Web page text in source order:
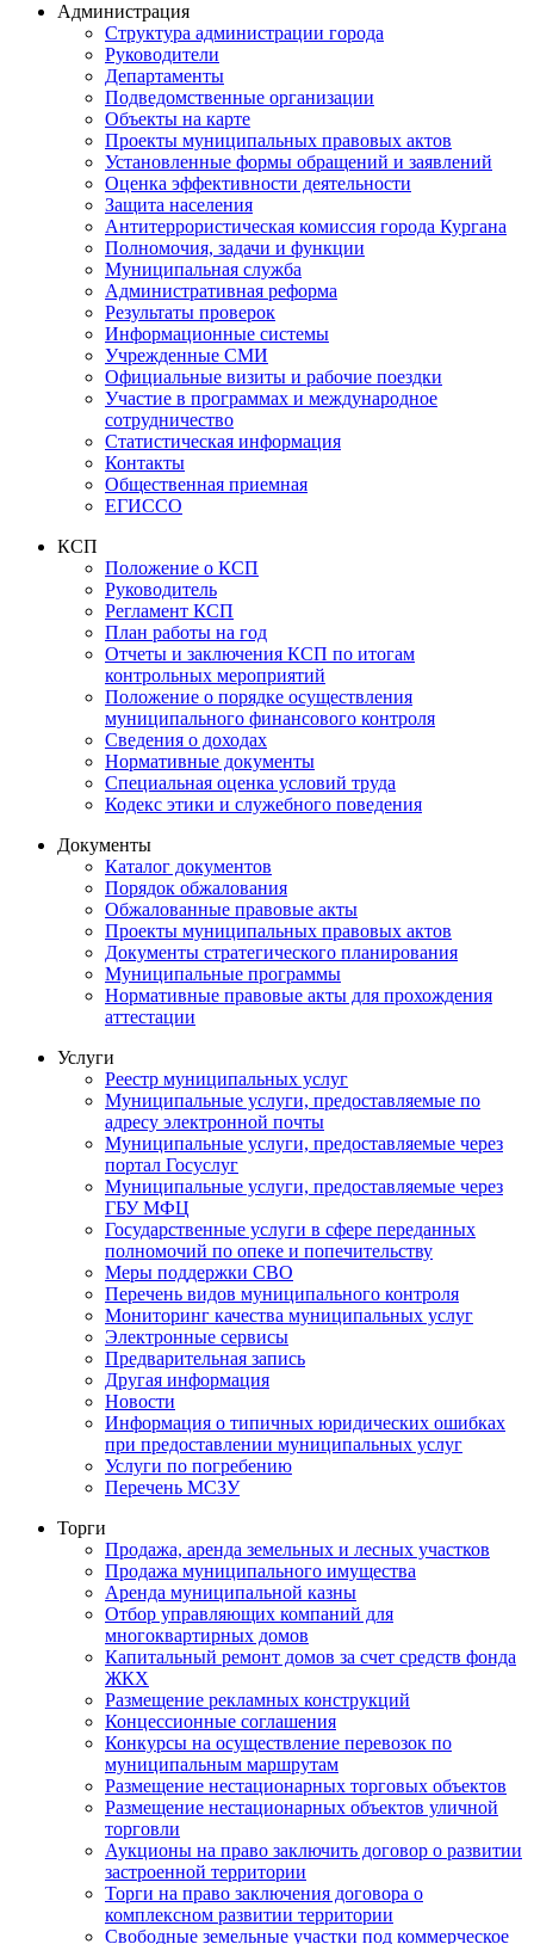
Администрация
Структура администрации города
Руководители
Департаменты
Подведомственные организации
Объекты на карте
Проекты муниципальных правовых актов
Установленные формы обращений и заявлений
Оценка эффективности деятельности
Защита населения
Антитеррористическая комиссия города Кургана
Полномочия, задачи и функции
Муниципальная служба
Административная реформа
Результаты проверок
Информационные системы
Учрежденные СМИ
Официальные визиты и рабочие поездки
Участие в программах и международное
сотрудничество
Статистическая информация
Контакты
Общественная приемная
ЕГИССО
КСП
Положение о КСП
Руководитель
Регламент КСП
План работы на год
Отчеты и заключения КСП по итогам
контрольных мероприятий
Положение о порядке осуществления
муниципального финансового контроля
Сведения о доходах
Нормативные документы
Специальная оценка условий труда
Кодекс этики и служебного поведения
Документы
Каталог документов
Порядок обжалования
Обжалованные правовые акты
Проекты муниципальных правовых актов
Документы стратегического планирования
Муниципальные программы
Нормативные правовые акты для прохождения
аттестации
Услуги
Реестр муниципальных услуг
Муниципальные услуги, предоставляемые по
адресу электронной почты
Муниципальные услуги, предоставляемые через
портал Госуслуг
Муниципальные услуги, предоставляемые через
ГБУ МФЦ
Государственные услуги в сфере переданных
полномочий по опеке и попечительству
Меры поддержки СВО
Перечень видов муниципального контроля
Мониторинг качества муниципальных услуг
Электронные сервисы
Предварительная запись
Другая информация
Новости
Информация о типичных юридических ошибках
при предоставлении муниципальных услуг
Услуги по погребению
Перечень МСЗУ
Торги
Продажа, аренда земельных и лесных участков
Продажа муниципального имущества
Аренда муниципальной казны
Отбор управляющих компаний для
многоквартирных домов
Капитальный ремонт домов за счет средств фонда
ЖКХ
Размещение рекламных конструкций
Концессионные соглашения
Конкурсы на осуществление перевозок по
муниципальным маршрутам
Размещение нестационарных торговых объектов
Размещение нестационарных объектов уличной
торговли
Аукционы на право заключить договор о развитии
застроенной территории
Торги на право заключения договора о
комплексном развитии территории
Свободные земельные участки под коммерческое